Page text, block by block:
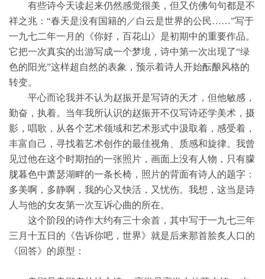
有些诗今天读起来仍然感觉很美，但又仿佛句句都是不
祥之兆：“春天是没有国籍的／白云是世界的公民……”写于
一九七二年一月的《你好，百花山》是初期中的重要作品。
它把一次真实的出游写成一个梦境，诗中第一次出现了“绿
色的阳光”这样超自然的表象，预示着诗人开始酝酿风格的
转变。
平心而论我并不认为赵振开是写诗的天才，但他敏感，
勤奋，执着。当年我所认识的赵振开不仅写诗还学美术，摄
影，唱歌，从各个艺术领域和艺术形式中汲取着，感受着，
丰富自己，寻找着艺术创作的最佳视角、质感和旋律。我曾
见过他在这个时期拍的一张照片，画面上没有人物，只有朦
胧暮色中萧瑟湖畔的一条长椅，照片的背面有诗人的题字：
多美啊，多静啊，我的心又快活，又忧伤。我想，这当是诗
人与他的女友第一次互诉心曲的所在。
这个阶段的诗作大约有三十余首，其中写于一九七三年
三月十五日的《告诉你吧，世界》就是后来那首脍炙人口的
《回答》的原型：